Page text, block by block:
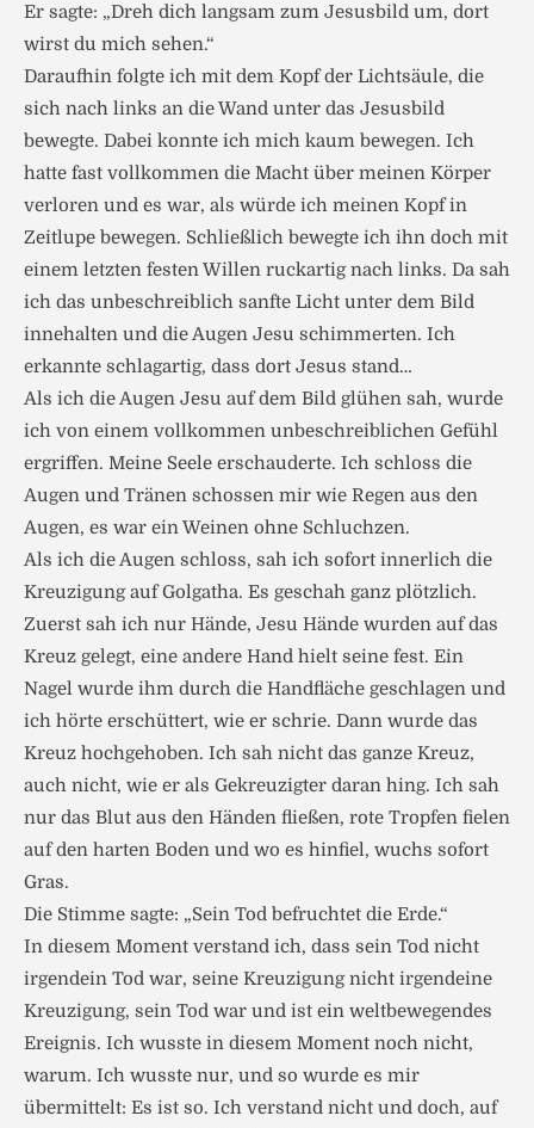
Er sagte: „Dreh dich langsam zum Jesusbild um, dort
wirst du mich sehen.“
Daraufhin folgte ich mit dem Kopf der Lichtsäule, die
sich nach links an die Wand unter das Jesusbild
bewegte. Dabei konnte ich mich kaum bewegen. Ich
hatte fast vollkommen die Macht über meinen Körper
verloren und es war, als würde ich meinen Kopf in
Zeitlupe bewegen. Schließlich bewegte ich ihn doch mit
einem letzten festen Willen ruckartig nach links. Da sah
ich das unbeschreiblich sanfte Licht unter dem Bild
innehalten und die Augen Jesu schimmerten. Ich
erkannte schlagartig, dass dort Jesus stand…
Als ich die Augen Jesu auf dem Bild glühen sah, wurde
ich von einem vollkommen unbeschreiblichen Gefühl
ergriffen. Meine Seele erschauderte. Ich schloss die
Augen und Tränen schossen mir wie Regen aus den
Augen, es war ein Weinen ohne Schluchzen.
Als ich die Augen schloss, sah ich sofort innerlich die
Kreuzigung auf Golgatha. Es geschah ganz plötzlich.
Zuerst sah ich nur Hände, Jesu Hände wurden auf das
Kreuz gelegt, eine andere Hand hielt seine fest. Ein
Nagel wurde ihm durch die Handfläche geschlagen und
ich hörte erschüttert, wie er schrie. Dann wurde das
Kreuz hochgehoben. Ich sah nicht das ganze Kreuz,
auch nicht, wie er als Gekreuzigter daran hing. Ich sah
nur das Blut aus den Händen fließen, rote Tropfen fielen
auf den harten Boden und wo es hinfiel, wuchs sofort
Gras.
Die Stimme sagte: „Sein Tod befruchtet die Erde.“
In diesem Moment verstand ich, dass sein Tod nicht
irgendein Tod war, seine Kreuzigung nicht irgendeine
Kreuzigung, sein Tod war und ist ein weltbewegendes
Ereignis. Ich wusste in diesem Moment noch nicht,
warum. Ich wusste nur, und so wurde es mir
übermittelt: Es ist so. Ich verstand nicht und doch, auf